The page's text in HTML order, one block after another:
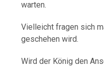
warten.
Vielleicht fragen sich
geschehen wird.
Wird der König den